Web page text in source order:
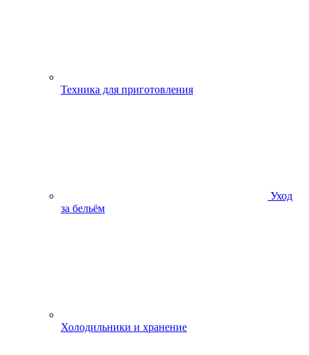
Техника для приготовления
Уход
за бельём
Холодильники и хранение